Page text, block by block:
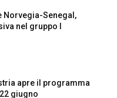
Norvegia-Senegal,
nel gruppo I
apre il programma
giugno